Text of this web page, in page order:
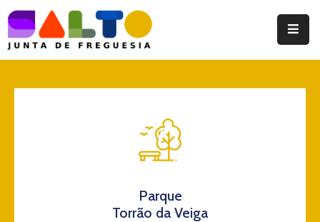
Instituição
Parque
Torrão da Veiga